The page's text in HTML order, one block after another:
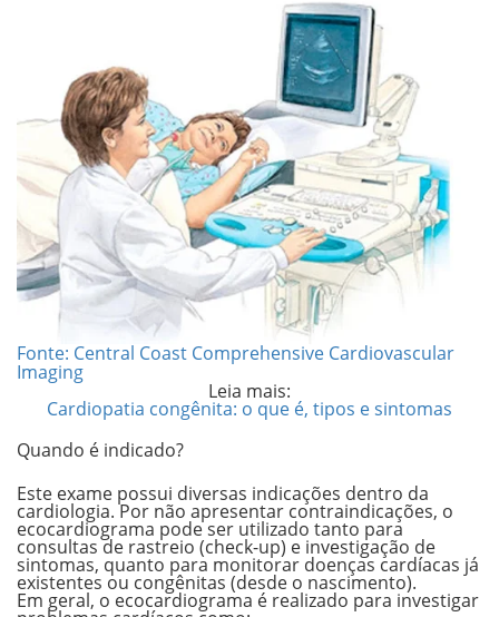
Fonte: Central Coast Comprehensive Cardiovascular
Imaging
Leia mais:
Cardiopatia congênita: o que é, tipos e sintomas
Quando é indicado?
Este exame possui diversas indicações dentro da
cardiologia. Por não apresentar contraindicações, o
ecocardiograma pode ser utilizado tanto para
consultas de rastreio (check-up) e investigação de
sintomas, quanto para monitorar doenças cardíacas já
existentes ou congênitas (desde o nascimento).
Em geral, o ecocardiograma é realizado para investigar